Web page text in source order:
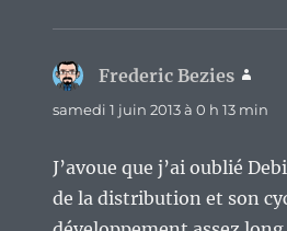
Frederic Bezies
samedi 1 juin 2013 à 0 h 13 min
J’avoue que j’ai oublié
de la distribution et son